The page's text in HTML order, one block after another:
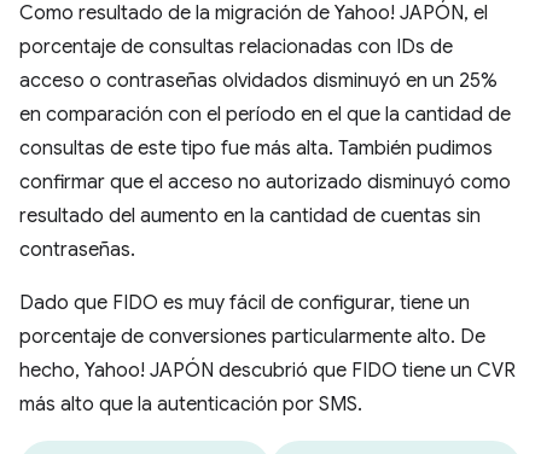
Como resultado de la migración de Yahoo! JAPÓN, el
porcentaje de consultas relacionadas con IDs de
acceso o contraseñas olvidados disminuyó en un 25%
en comparación con el período en el que la cantidad de
consultas de este tipo fue más alta. También pudimos
confirmar que el acceso no autorizado disminuyó como
resultado del aumento en la cantidad de cuentas sin
contraseñas.
Dado que FIDO es muy fácil de configurar, tiene un
porcentaje de conversiones particularmente alto. De
hecho, Yahoo! JAPÓN descubrió que FIDO tiene un CVR
más alto que la autenticación por SMS.